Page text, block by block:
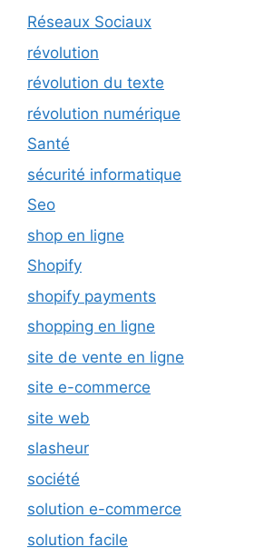
Réseaux Sociaux
révolution
révolution du texte
révolution numérique
Santé
sécurité informatique
Seo
shop en ligne
Shopify
shopify payments
shopping en ligne
site de vente en ligne
site e-commerce
site web
slasheur
société
solution e-commerce
solution facile